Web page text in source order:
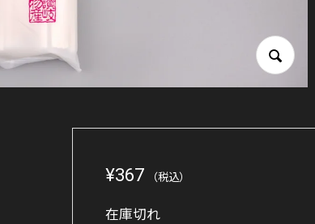
¥367 （税込）
在庫切れ